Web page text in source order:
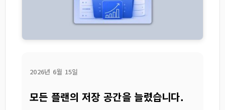
2026년 6월 15일
모든 플랜의 저장 공간을 늘렸습니다.